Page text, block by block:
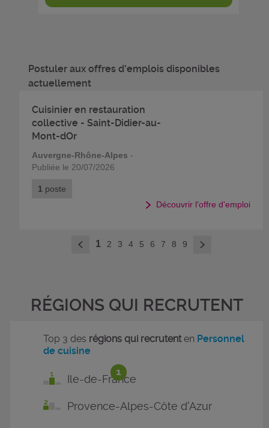
Postuler aux offres d'emplois disponibles
actuellement
Cuisinier en restauration
collective - Saint-Didier-au-
Mont-dOr
Auvergne-Rhône-Alpes -
Publiée le 20/07/2026
1 poste
Découvrir l'offre d'emploi
< 1 2 3 4 5 6 7 8 9 >
RÉGIONS QUI RECRUTENT
1
Top 3 des régions qui recrutenten Personnel
de cuisine
Ile-de-France
Provence-Alpes-Côte d'Azur